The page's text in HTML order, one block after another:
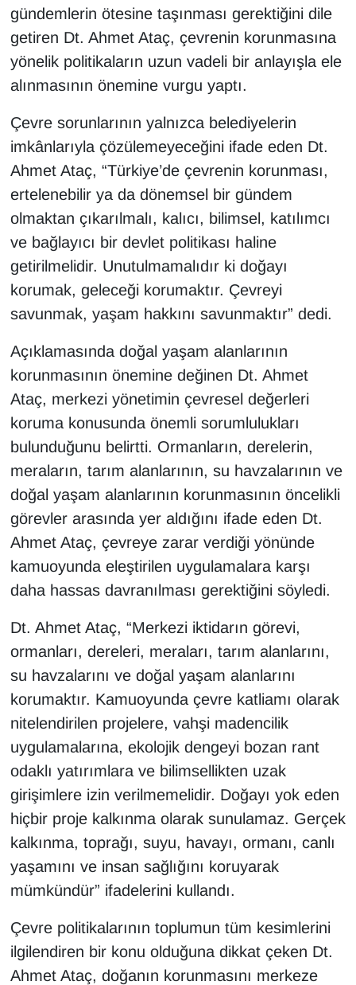
gündemlerin ötesine taşınması gerektiğini dile
getiren Dt. Ahmet Ataç, çevrenin korunmasına
yönelik politikaların uzun vadeli bir anlayışla ele
alınmasının önemine vurgu yaptı.
Çevre sorunlarının yalnızca belediyelerin
imkânlarıyla çözülemeyeceğini ifade eden Dt.
Ahmet Ataç, “Türkiye’de çevrenin korunması,
ertelenebilir ya da dönemsel bir gündem
olmaktan çıkarılmalı, kalıcı, bilimsel, katılımcı
ve bağlayıcı bir devlet politikası haline
getirilmelidir. Unutulmamalıdır ki doğayı
korumak, geleceği korumaktır. Çevreyi
savunmak, yaşam hakkını savunmaktır” dedi.
Açıklamasında doğal yaşam alanlarının
korunmasının önemine değinen Dt. Ahmet
Ataç, merkezi yönetimin çevresel değerleri
koruma konusunda önemli sorumlulukları
bulunduğunu belirtti. Ormanların, derelerin,
meraların, tarım alanlarının, su havzalarının ve
doğal yaşam alanlarının korunmasının öncelikli
görevler arasında yer aldığını ifade eden Dt.
Ahmet Ataç, çevreye zarar verdiği yönünde
kamuoyunda eleştirilen uygulamalara karşı
daha hassas davranılması gerektiğini söyledi.
Dt. Ahmet Ataç, “Merkezi iktidarın görevi,
ormanları, dereleri, meraları, tarım alanlarını,
su havzalarını ve doğal yaşam alanlarını
korumaktır. Kamuoyunda çevre katliamı olarak
nitelendirilen projelere, vahşi madencilik
uygulamalarına, ekolojik dengeyi bozan rant
odaklı yatırımlara ve bilimsellikten uzak
girişimlere izin verilmemelidir. Doğayı yok eden
hiçbir proje kalkınma olarak sunulamaz. Gerçek
kalkınma, toprağı, suyu, havayı, ormanı, canlı
yaşamını ve insan sağlığını koruyarak
mümkündür” ifadelerini kullandı.
Çevre politikalarının toplumun tüm kesimlerini
ilgilendiren bir konu olduğuna dikkat çeken Dt.
Ahmet Ataç, doğanın korunmasını merkeze